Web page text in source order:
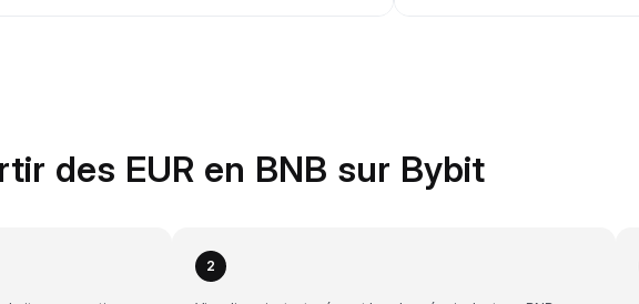
des EUR en BNB sur Bybit
2